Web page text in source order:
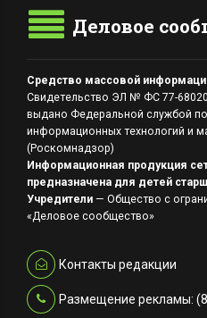
Деловое
Средство массовой
Свидетельство ЭЛ № ФС 77-
выдано Федеральной службой
информационных технологий и
(Роскомнадзор)
Информационная продукция
предназначена для детей
Учредители — Общество с
«Деловое сообщество»
Контакты редакции
Размещение рекламы: